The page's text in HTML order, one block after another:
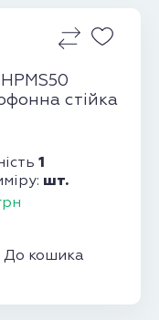
стійка
1
шт.
До кошика